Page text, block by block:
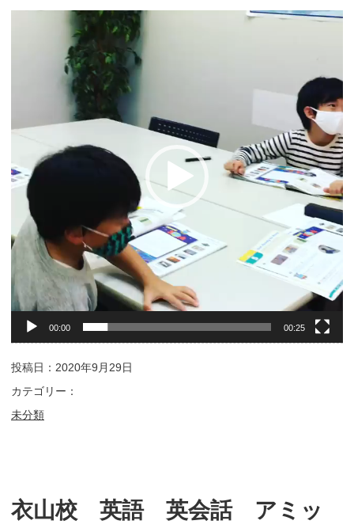
ー
00:00 00:25
投稿日：2020年9月29日
カテゴリー：
未分類
衣山校 英語 英会話 アミッ